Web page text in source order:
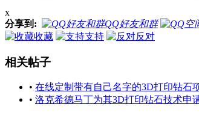
x
分享到:
QQ好友和群
收藏
支持 反对
相关帖子
• 在线定制带有自己名字的3D打印钻石
• 洛克希德马丁为其3D打印钻石技术申